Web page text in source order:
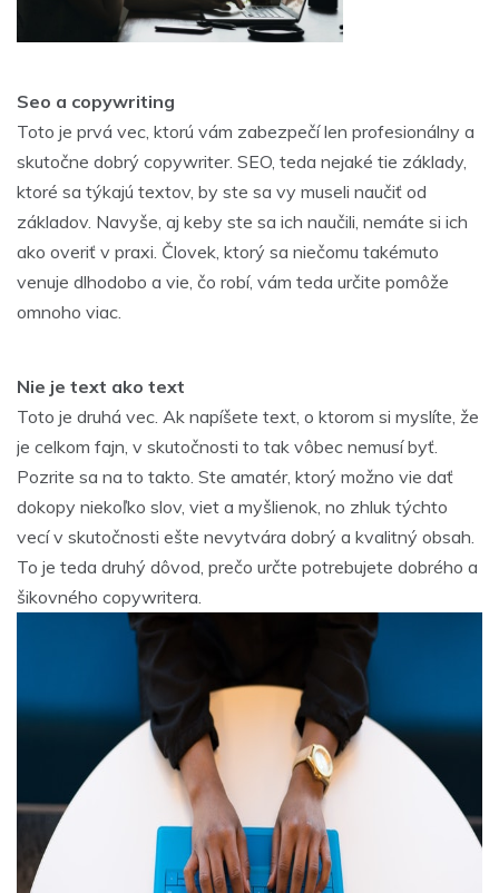
Seo a copywriting
Toto je prvá vec, ktorú vám zabezpečí len profesionálny a
skutočne dobrý copywriter. SEO, teda nejaké tie základy,
ktoré sa týkajú textov, by ste sa vy museli naučiť od
základov. Navyše, aj keby ste sa ich naučili, nemáte si ich
ako overiť v praxi. Človek, ktorý sa niečomu takémuto
venuje dlhodobo a vie, čo robí, vám teda určite pomôže
omnoho viac.
Nie je text ako text
Toto je druhá vec. Ak napíšete text, o ktorom si myslíte, že
je celkom fajn, v skutočnosti to tak vôbec nemusí byť.
Pozrite sa na to takto. Ste amatér, ktorý možno vie dať
dokopy niekoľko slov, viet a myšlienok, no zhluk týchto
vecí v skutočnosti ešte nevytvára dobrý a kvalitný obsah.
To je teda druhý dôvod, prečo určte potrebujete dobrého a
šikovného copywritera.